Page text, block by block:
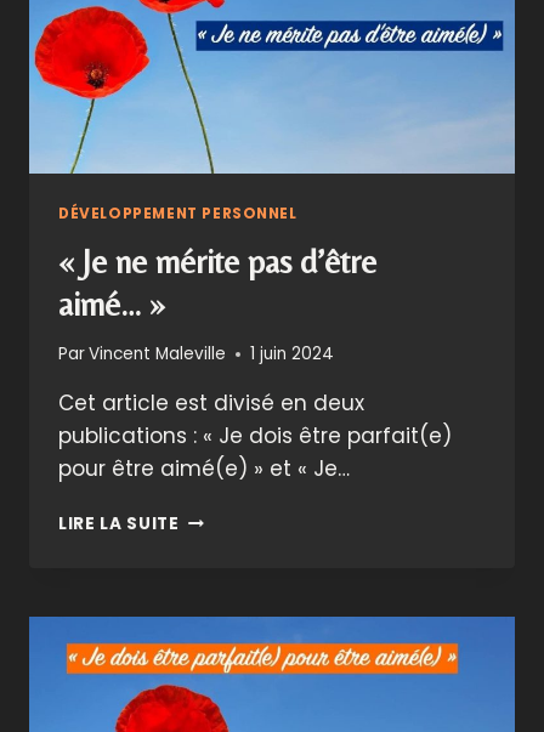
DÉVELOPPEMENT PERSONNEL
« Je ne mérite pas d’être
aimé… »
ParVincent Maleville 1 juin 2024
Cet article est divisé en deux
publications : « Je dois être parfait(e)
pour être aimé(e) » et « Je…
LIRE LA SUITE « JE
D’ÊTRE
AIMÉ… »